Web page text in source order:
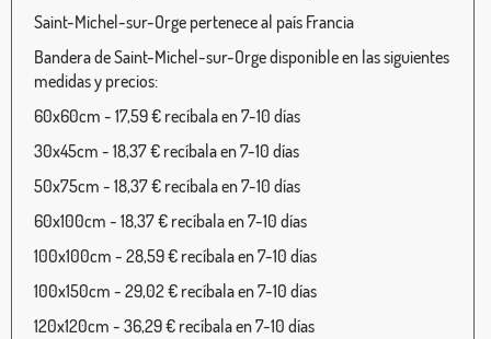
Saint-Michel-sur-Orge pertenece al país Francia
Bandera de Saint-Michel-sur-Orge disponible en las siguientes
medidas y precios:
60x60cm - 17,59 € recíbala en 7-10 días
30x45cm - 18,37 € recíbala en 7-10 días
50x75cm - 18,37 € recíbala en 7-10 días
60x100cm - 18,37 € recíbala en 7-10 días
100x100cm - 28,59 € recíbala en 7-10 días
100x150cm - 29,02 € recíbala en 7-10 días
120x120cm - 36,29 € recíbala en 7-10 días